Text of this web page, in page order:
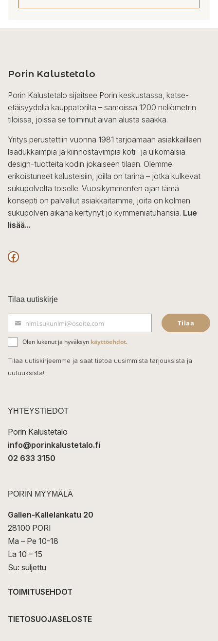
Porin Kalustetalo
Porin Kalustetalo sijaitsee Porin keskustassa, katse-
etäisyydellä kauppatorilta – samoissa 1200 neliömetrin
tiloissa, joissa se toiminut aivan alusta saakka.
Yritys perustettiin vuonna 1981 tarjoamaan asiakkailleen
laadukkaimpia ja kiinnostavimpia koti- ja ulkomaisia
design-tuotteita kodin jokaiseen tilaan. Olemme
erikoistuneet kalusteisiin, joilla on tarina – jotka kulkevat
sukupolvelta toiselle. Vuosikymmenten ajan tämä
konsepti on palvellut asiakkaitamme, joita on kolmen
sukupolven aikana kertynyt jo kymmeniätuhansia. Lue
lisää...
F
c
e
b
o
o
k
Tilaa uutiskirje
ä
h
k
p
t
nimi.sukunimi@osoite.com Tilaa
Olen lukenut ja hyväksyn käyttöehdot.
Tilaa uutiskirjeemme ja saat tietoa uusimmista tarjouksista ja
uutuuksista!
YHTEYSTIEDOT
Porin Kalustetalo
info@porinkalustetalo.fi
02 633 3150
PORIN MYYMÄLÄ
Gallen-Kallelankatu 20
28100 PORI
Ma – Pe 10-18
La 10 – 15
Su: suljettu
TOIMITUSEHDOT
TIETOSUOJASELOSTE